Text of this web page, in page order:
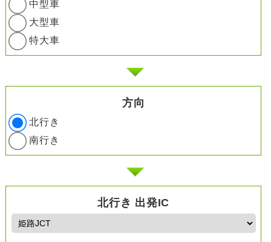
中型車
大型車
特大車
方向
北行き
南行き
北行き 出発IC